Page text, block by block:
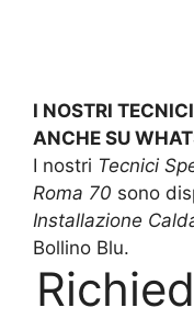
I NOSTRI
ANCHE SU
I nostri Tecnici
Roma 70 sono
Installazione
Bollino Blu.